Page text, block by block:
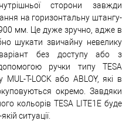
сторони завжди
на горизонтальну штангу-
мм. Це дуже зручно, адже в
шукати звичайну невелику
без доступу або з
ручки типу TESA
MUL-T-LOCK або ABLOY, які в
окремо. Завдяки
кольорів TESA LITE1E буде
ситуації.